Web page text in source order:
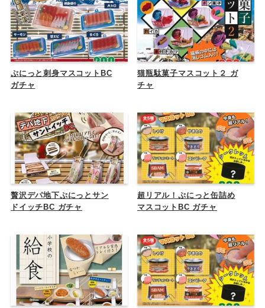
ぷにっと刺身マスコットBC
ガチャ
猫瓶駄菓子マスコット２ ガ
チャ
贅沢デパ地下ぷにっとサン
ドイッチBC ガチャ
超リアル！ぷにっと缶詰め
マスコットBC ガチャ